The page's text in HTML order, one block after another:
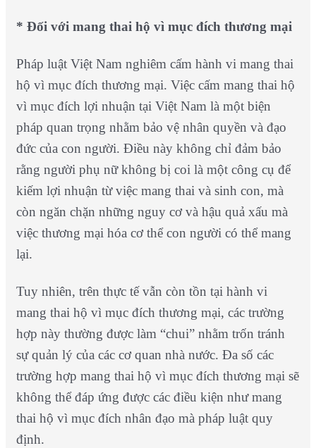
* Đối với mang thai hộ vì mục đích thương mại
Pháp luật Việt Nam nghiêm cấm hành vi mang thai
hộ vì mục đích thương mại. Việc cấm mang thai hộ
vì mục đích lợi nhuận tại Việt Nam là một biện
pháp quan trọng nhằm bảo vệ nhân quyền và đạo
đức của con người. Điều này không chỉ đảm bảo
rằng người phụ nữ không bị coi là một công cụ để
kiếm lợi nhuận từ việc mang thai và sinh con, mà
còn ngăn chặn những nguy cơ và hậu quả xấu mà
việc thương mại hóa cơ thể con người có thể mang
lại.
Tuy nhiên, trên thực tế vẫn còn tồn tại hành vi
mang thai hộ vì mục đích thương mại, các trường
hợp này thường được làm “chui” nhằm trốn tránh
sự quản lý của các cơ quan nhà nước. Đa số các
trường hợp mang thai hộ vì mục đích thương mại sẽ
không thể đáp ứng được các điều kiện như mang
thai hộ vì mục đích nhân đạo mà pháp luật quy
định.